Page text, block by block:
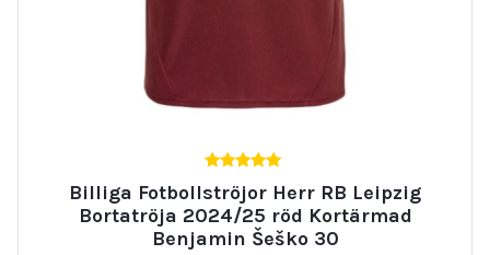
av 5
Billiga Fotbollströjor Herr RB Leipzig
Bortatröja 2024/25 röd Kortärmad
Benjamin Šeško 30